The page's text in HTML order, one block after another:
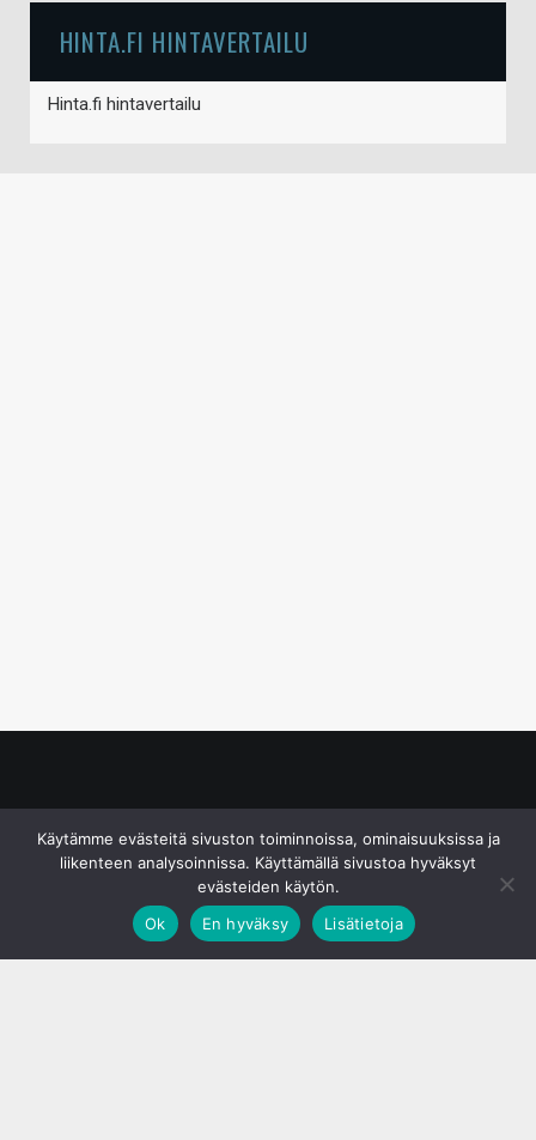
HINTA.FI HINTAVERTAILU
Hinta.fi hintavertailu
Käytämme evästeitä sivuston toiminnoissa, ominaisuuksissa ja
liikenteen analysoinnissa. Käyttämällä sivustoa hyväksyt
evästeiden käytön.
Ok
En hyväksy Lisätietoja